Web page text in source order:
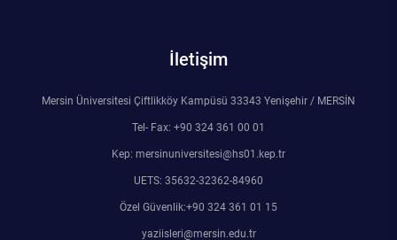
İletişim
Mersin Üniversitesi Çiftlikköy Kampüsü 33343 Yenişehir / MERSİN
Tel- Fax: +90 324 361 00 01
Kep: mersinuniversitesi@hs01.kep.tr
UETS: 35632-32362-84960
Özel Güvenlik:+90 324 361 01 15
yaziisleri@mersin.edu.tr